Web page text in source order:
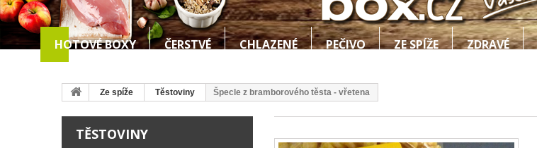
HOTOVÉ BOXY ČERSTVÉ CHLAZENÉ PEČIVO ZE SPÍŽE ZDRAVÉ
Ze spíže Těstoviny Špecle z bramborového těsta - vřetena
TĚSTOVINY